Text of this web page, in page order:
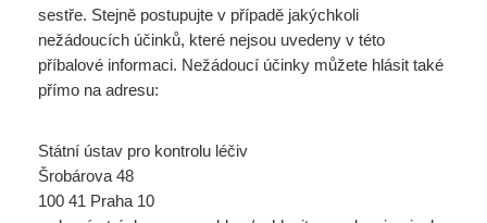
sestře. Stejně postupujte v případě jakýchkoli
nežádoucích účinků, které nejsou uvedeny v této
příbalové informaci. Nežádoucí účinky můžete hlásit také
přímo na adresu:
Státní ústav pro kontrolu léčiv
Šrobárova 48
100 41 Praha 10